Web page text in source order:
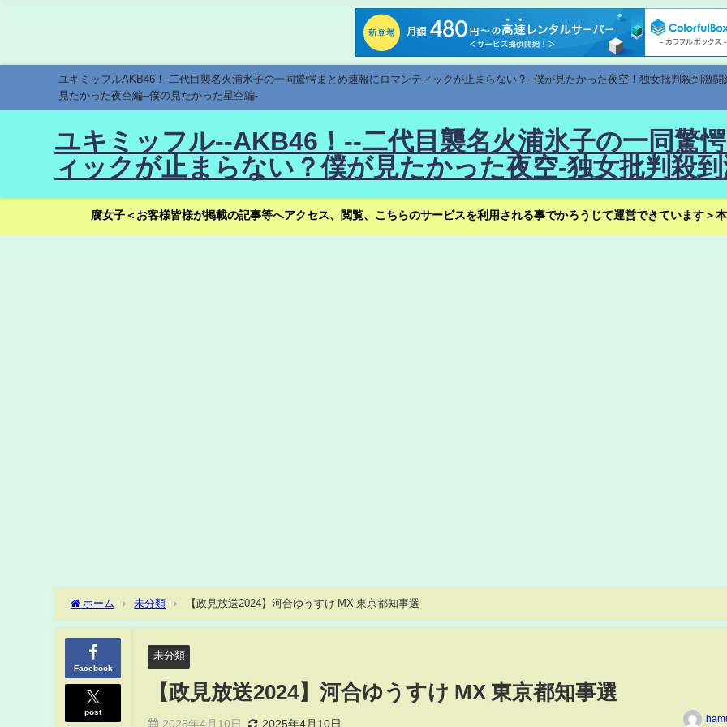
ユキミッフルAKB46！-二代目襲名火浦氷子の一同驚愕まとめ速報にロマンティックが止まらない？--僕が見たかった夜空！独女批判殺到激
見たかった夜空編--僕の見たかった星空編-
ユキミッフル--AKB46！--二代目襲名火浦氷子の一同驚
ィックが止まらない？僕が見たかった夜空-独女批判殺
腐女子＜お客様皆様が掲載の記事等へアクセス、閲覧、こちらのサービスを利用される事でかろうじて運営できています＞
ホーム 未分類 【政見放送2024】河合ゆうすけ MX 東京都知事選
Facebook
post
未分類
【政見放送2024】河合ゆうすけ MX 東京都知事選
2025年4月10日 2025年4月10日